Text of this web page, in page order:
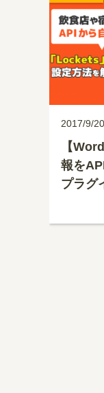
2017/9/20
【
報を
プラグ